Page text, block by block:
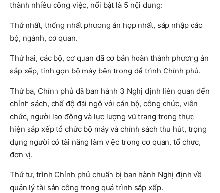
thành nhiều công việc, nổi bật là 5 nội dung:
Thứ nhất, thống nhất phương án hợp nhất, sáp nhập các
bộ, ngành, cơ quan.
Thứ hai, các bộ, cơ quan đã cơ bản hoàn thành phương án
sắp xếp, tinh gọn bộ máy bên trong để trình Chính phủ.
Thứ ba, Chính phủ đã ban hành 3 Nghị định liên quan đến
chính sách, chế độ đãi ngộ với cán bộ, công chức, viên
chức, người lao động và lực lượng vũ trang trong thực
hiện sắp xếp tổ chức bộ máy và chính sách thu hút, trọng
dụng người có tài năng làm việc trong cơ quan, tổ chức,
đơn vị.
Thứ tư, trình Chính phủ chuẩn bị ban hành Nghị định về
quản lý tài sản công trong quá trình sắp xếp.